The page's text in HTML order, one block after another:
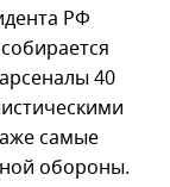
РФ
40
самые
обороны.